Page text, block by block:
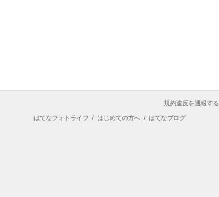
規約違反を通報する
はてなフォトライフ / はじめての方へ/ はてなブログ